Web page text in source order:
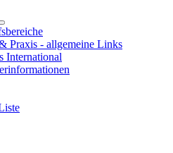
Praxis - allgemeine Links
International